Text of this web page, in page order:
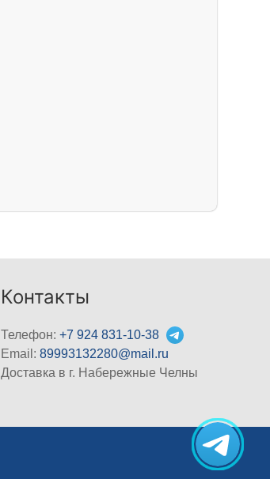
Контакты
Телефон:+7 924 831-10-38
Email:89993132280@mail.ru
Доставка в г. Набережные Челны